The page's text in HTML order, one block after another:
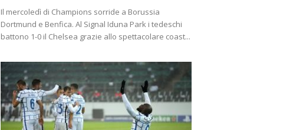
Il mercoledì di Champions sorride a Borussia
Dortmund e Benfica. Al Signal Iduna Park i tedeschi
battono 1-0 il Chelsea grazie allo spettacolare coast...